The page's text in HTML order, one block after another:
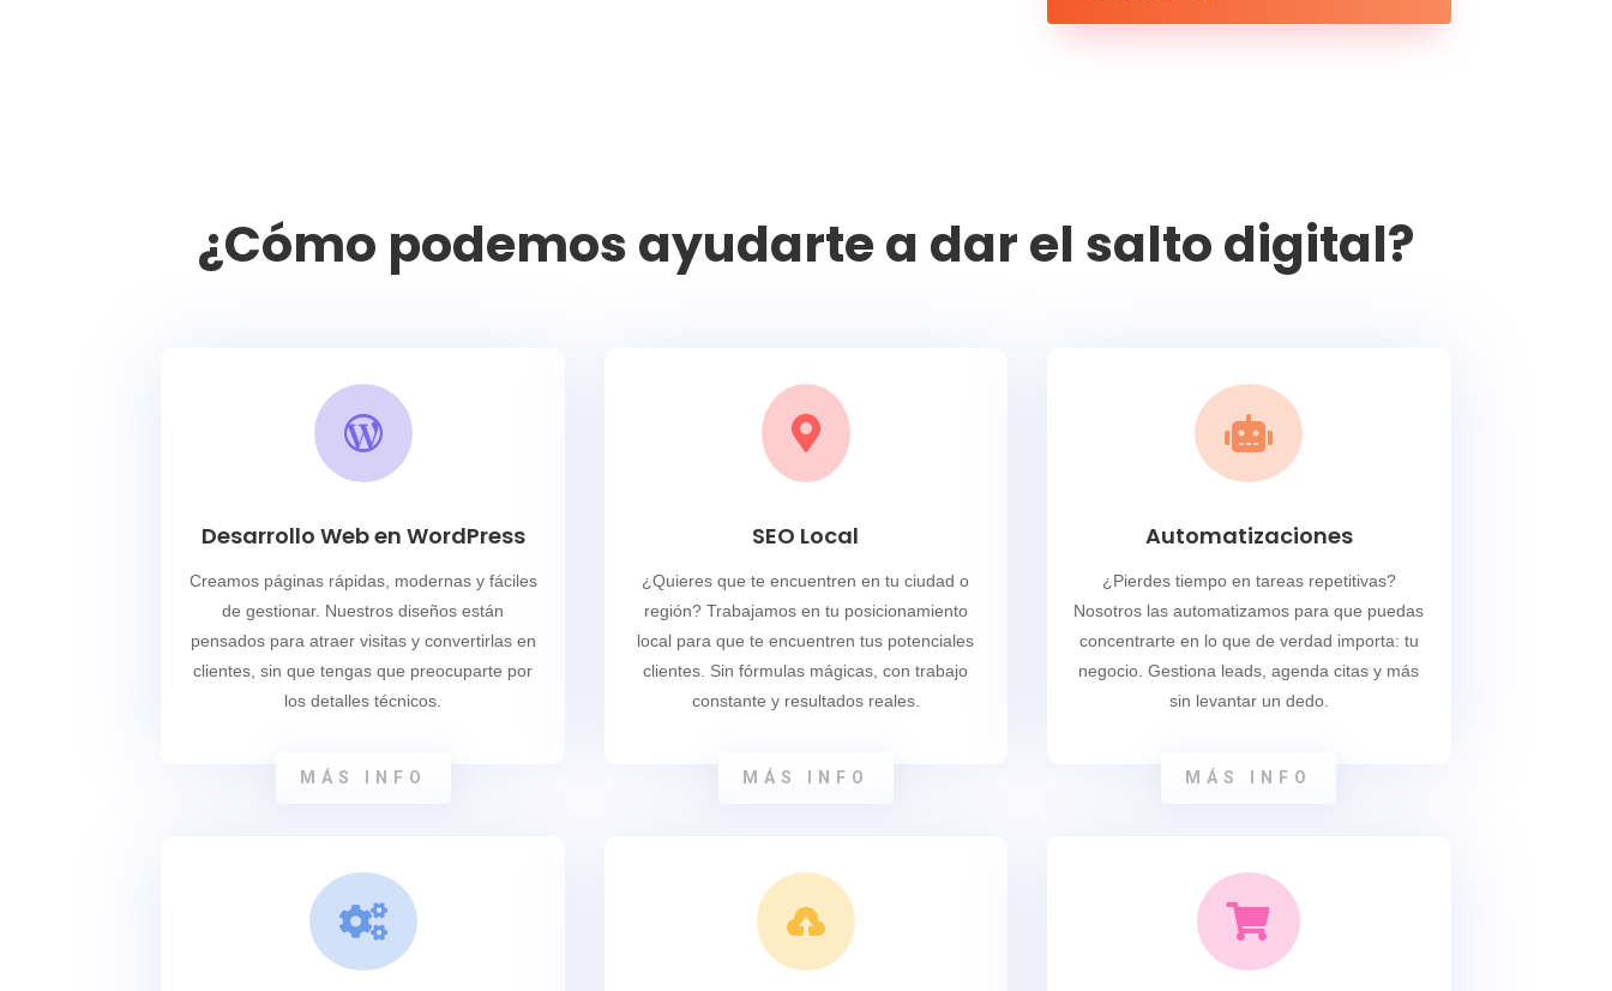
¿Cómo podemos ayudarte a dar el salto digital?

Desarrollo Web en WordPress
Creamos páginas rápidas, modernas y fáciles
de gestionar. Nuestros diseños están
pensados para atraer visitas y convertirlas en
clientes, sin que tengas que preocuparte por
los detalles técnicos.
MÁS INFO

SEO Local
¿Quieres que te encuentren en tu ciudad o
región? Trabajamos en tu posicionamiento
local para que te encuentren tus potenciales
clientes. Sin fórmulas mágicas, con trabajo
constante y resultados reales.
MÁS INFO

Automatizaciones
¿Pierdes tiempo en tareas repetitivas?
Nosotros las automatizamos para que puedas
concentrarte en lo que de verdad importa: tu
negocio. Gestiona leads, agenda citas y más
sin levantar un dedo.
MÁS INFO
  